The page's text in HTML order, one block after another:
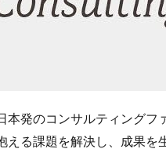
発のコンサルティングフ
える課題を解決し、成果を